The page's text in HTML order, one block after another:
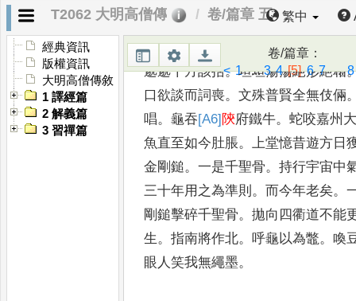
T2062 大明高僧傳 卷/篇章 五 繁中
經典資訊
版權資訊
大明高僧傳敘
1 譯經篇
2 解義篇
3 習禪篇
卷/篇章：
< 1...3 4 [5] 6 7...8
象森羅。 曰如何是理事無礙法界 。
曰如何是事事無礙法界 。師曰
邈邈十方該括。坦坦蕩蕩絕形絕相
口欲談而詞喪。文殊普賢全無伎倆
唱。龜吞[A6]陝府鐵牛。蛇咬嘉州
魚直至如今肚脹。上堂憶昔遊方日
金剛鎚。一是千聖骨。持行宇宙中
三十年用之為準則 。而今年老矣。
剛鎚擊碎千聖骨。拋向 四衢道不能
生。指南將作北。呼龜以為鼈。喚
眼人笑我無繩墨。